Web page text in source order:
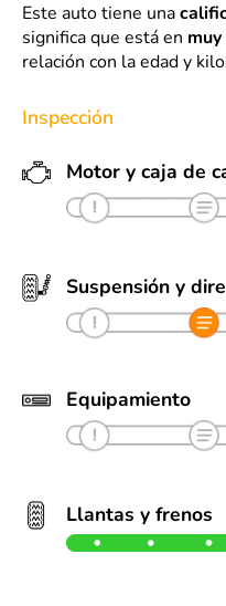
Este auto tiene una
significa que está en
relación con la edad y
Inspección
Motor y caja de
Suspensión y
• Amortiguadores
• traseras
Equipamiento
Llantas y frenos